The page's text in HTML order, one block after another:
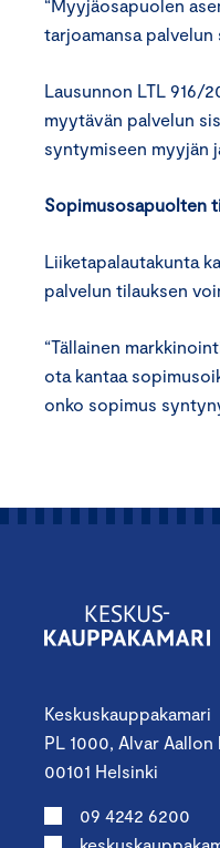
“Myyjäosapuolen
tarjoamansa palvelun
Lausunnon LTL 916/
myytävän palvelun
syntymiseen myyjän
Sopimusosapuolten
Liiketapalautakunta
palvelun tilauksen
“Tällainen
ota kantaa
onko sopimus
Keskuskauppakamari
PL 1000, Alvar Aallon
00101 Helsinki
09 4242 6200